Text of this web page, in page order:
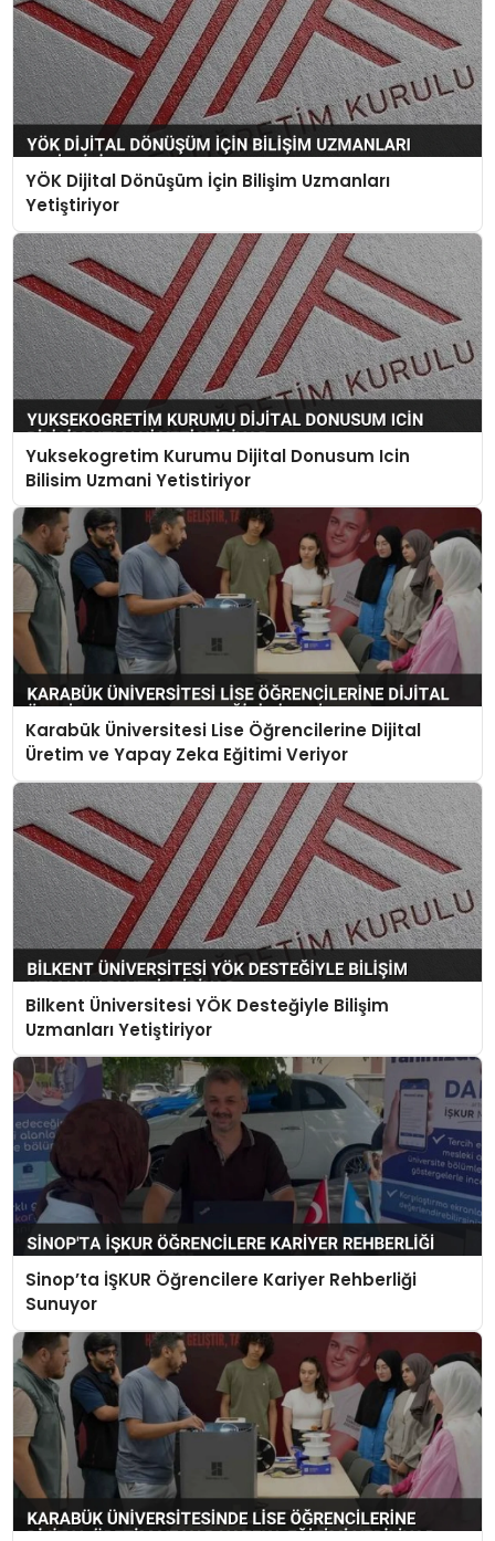
YÖK Dijital Dönüşüm İçin Bilişim Uzmanları
Yetiştiriyor
Yuksekogretim Kurumu Dijital Donusum Icin
Bilisim Uzmani Yetistiriyor
Karabük Üniversitesi Lise Öğrencilerine Dijital
Üretim ve Yapay Zeka Eğitimi Veriyor
Bilkent Üniversitesi YÖK Desteğiyle Bilişim
Uzmanları Yetiştiriyor
Sinop’ta İŞKUR Öğrencilere Kariyer Rehberliği
Sunuyor